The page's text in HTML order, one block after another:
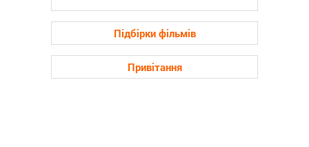
Підбірки фільмів
Привітання